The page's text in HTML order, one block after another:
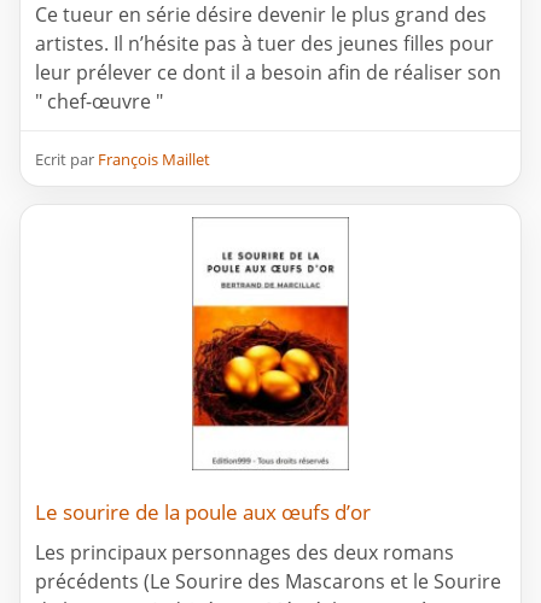
Ce tueur en série désire devenir le plus grand des
artistes. Il n’hésite pas à tuer des jeunes filles pour
leur prélever ce dont il a besoin afin de réaliser son
" chef-œuvre "
Ecrit par François Maillet
Le sourire de la poule aux œufs d’or
Les principaux personnages des deux romans
précédents (Le Sourire des Mascarons et le Sourire